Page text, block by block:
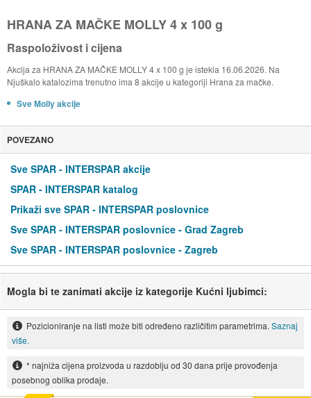
HRANA ZA MAČKE MOLLY 4 x 100 g
Raspoloživost i cijena
Akcija za HRANA ZA MAČKE MOLLY 4 x 100 g je istekla 16.06.2026. Na
Njuškalo katalozima trenutno ima 8 akcije u kategoriji Hrana za mačke.
Sve Molly akcije
POVEZANO
Sve SPAR - INTERSPAR akcije
SPAR - INTERSPAR katalog
Prikaži sve SPAR - INTERSPAR poslovnice
Sve SPAR - INTERSPAR poslovnice - Grad Zagreb
Sve SPAR - INTERSPAR poslovnice - Zagreb
Mogla bi te zanimati akcije iz kategorije Kućni ljubimci:
Pozicioniranje na listi može biti određeno različitim parametrima. Saznaj
više.
* najniža cijena proizvoda u razdoblju od 30 dana prije provođenja
posebnog oblika prodaje.